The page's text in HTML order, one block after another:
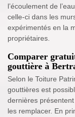
l’écoulement de
celle-ci dans les
expérimentés en la
propriétaires.
Comparer
gouttière à
Selon le Toiture
gouttières est
dernières
les remplacer. En